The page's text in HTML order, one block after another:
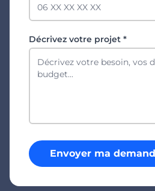
Décrivez votre projet *
Envoyer ma